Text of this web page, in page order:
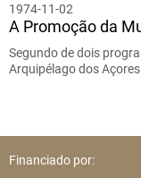
1974-11-02
A Promoção da
Segundo de dois
Arquipélago dos
Financiado por: